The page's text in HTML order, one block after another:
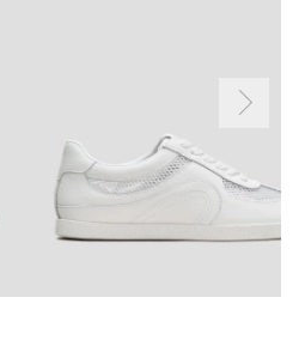
Мои просмотры